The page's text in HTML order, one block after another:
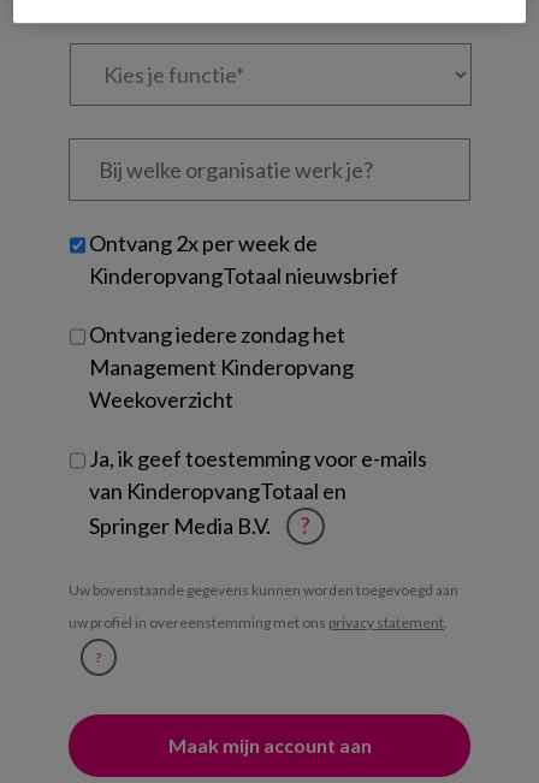
Kies
Bij
welke
je?
Untitled
Ontvang 2x per week de
KinderopvangTotaal nieuwsbrief
Ontvang iedere zondag het
Management Kinderopvang
Weekoverzicht
Ja, ik geef toestemming voor e-mails
van KinderopvangTotaal en
Springer Media B.V.
?
Uw bovenstaande gegevens kunnen worden toegevoegd aan
uw profiel in overeenstemming met ons privacy statement.
?